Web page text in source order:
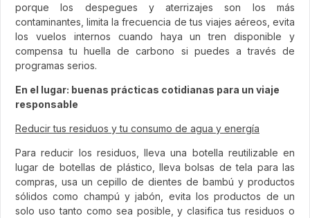
porque los despegues y aterrizajes son los más
contaminantes, limita la frecuencia de tus viajes aéreos, evita
los vuelos internos cuando haya un tren disponible y
compensa tu huella de carbono si puedes a través de
programas serios.
En el lugar: buenas prácticas cotidianas para un viaje
responsable
Reducir tus residuos y tu consumo de agua y energía
Para reducir los residuos, lleva una botella reutilizable en
lugar de botellas de plástico, lleva bolsas de tela para las
compras, usa un cepillo de dientes de bambú y productos
sólidos como champú y jabón, evita los productos de un
solo uso tanto como sea posible, y clasifica tus residuos o